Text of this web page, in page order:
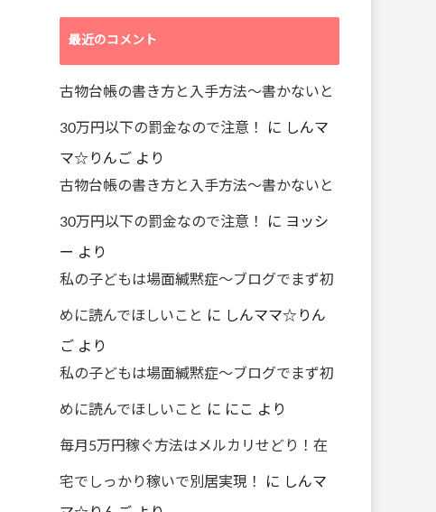
最近のコメント
古物台帳の書き方と入手方法～書かないと
30万円以下の罰金なので注意！ に しんマ
マ☆りんご より
古物台帳の書き方と入手方法～書かないと
30万円以下の罰金なので注意！ に ヨッシ
ー より
私の子どもは場面緘黙症～ブログでまず初
めに読んでほしいこと に しんママ☆りん
ご より
私の子どもは場面緘黙症～ブログでまず初
めに読んでほしいこと に にこ より
毎月5万円稼ぐ方法はメルカリせどり！在
宅でしっかり稼いで別居実現！ に しんマ